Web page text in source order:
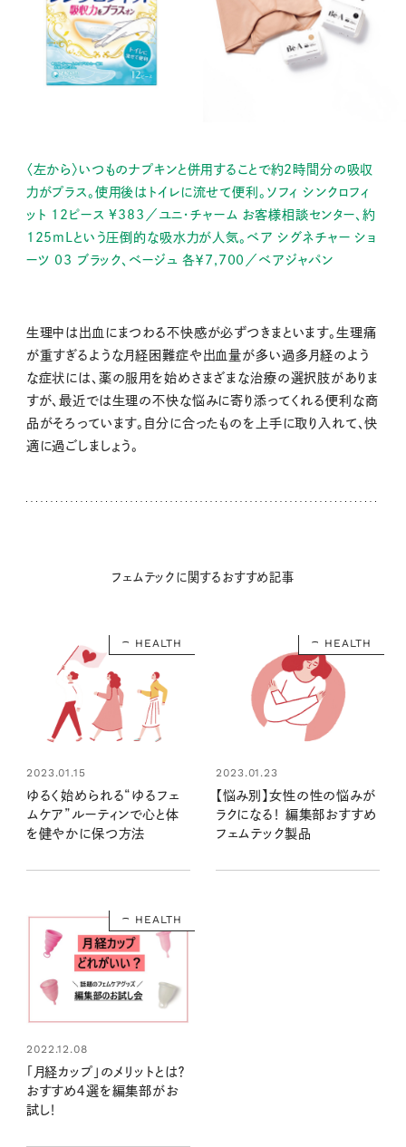
〈左から〉いつものナプキンと併用することで約2時間分の吸収
力がプラス。使用後はトイレに流せて便利。ソフィ シンクロフィ
ット 12ピース ¥383／ユニ・チャーム お客様相談センター、約
125mLという圧倒的な吸水力が人気。ベア シグネチャー ショ
ーツ 03 ブラック、ベージュ 各￥7,700／ベアジャパン
生理中は出血にまつわる不快感が必ずつきまといます。生理痛
が重すぎるような月経困難症や出血量が多い過多月経のよう
な症状には、薬の服用を始めさまざまな治療の選択肢がありま
すが、最近では生理の不快な悩みに寄り添ってくれる便利な商
品がそろっています。自分に合ったものを上手に取り入れて、快
適に過ごしましょう。
フェムテックに関するおすすめ記事
HEALTH
2023.01.15
ゆるく始められる“ゆるフェ
ムケア”ルーティンで心と体
を健やかに保つ方法
HEALTH
2023.01.23
【悩み別】女性の性の悩みが
ラクになる！ 編集部おすすめ
フェムテック製品
HEALTH
2022.12.08
「月経カップ」のメリットとは？
おすすめ４選を編集部がお
試し！